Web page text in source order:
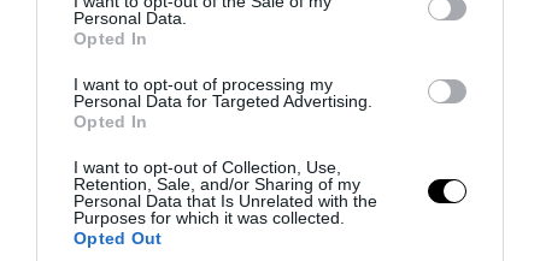
Personal Data.
Opted In
I want to opt-out of processing my
Personal Data for Targeted Advertising.
Opted In
I want to opt-out of Collection, Use,
Retention, Sale, and/or Sharing of my
Personal Data that Is Unrelated with the
Purposes for which it was collected.
Opted Out